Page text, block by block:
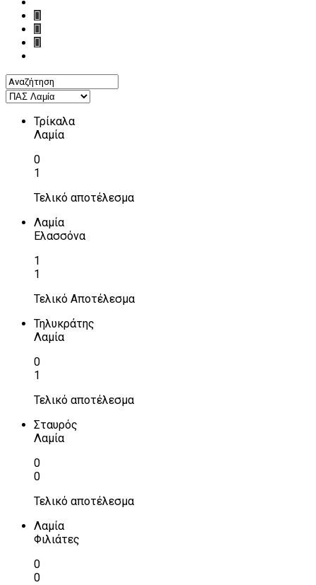
Τρίκαλα
Λαμία
0
1
Τελικό αποτέλεσμα
Λαμία
Ελασσόνα
1
1
Τελικό Αποτέλεσμα
Τηλυκράτης
Λαμία
0
1
Τελικό αποτέλεσμα
Σταυρός
Λαμία
0
0
Τελικό αποτέλεσμα
Λαμία
Φιλιάτες
0
0